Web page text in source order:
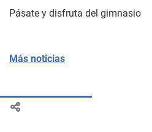
Pásate y disfruta del gimnasio
Más noticias